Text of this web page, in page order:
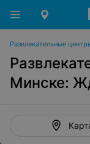
Развлекательные
Минске: